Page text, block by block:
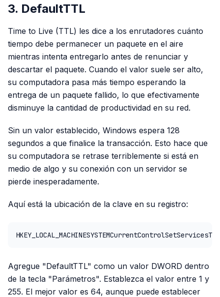
3. DefaultTTL
Time to Live (TTL) les dice a los enrutadores cuánto
tiempo debe permanecer un paquete en el aire
mientras intenta entregarlo antes de renunciar y
descartar el paquete. Cuando el valor suele ser alto,
su computadora pasa más tiempo esperando la
entrega de un paquete fallido, lo que efectivamente
disminuye la cantidad de productividad en su red.
Sin un valor establecido, Windows espera 128
segundos a que finalice la transacción. Esto hace que
su computadora se retrase terriblemente si está en
medio de algo y su conexión con un servidor se
pierde inesperadamente.
Aquí está la ubicación de la clave en su registro:
Agregue "DefaultTTL" como un valor DWORD dentro
de la tecla "Parámetros". Establezca el valor entre 1 y
255. El mejor valor es 64, aunque puede establecer